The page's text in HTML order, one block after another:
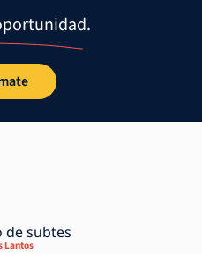
de subtes
Lantos